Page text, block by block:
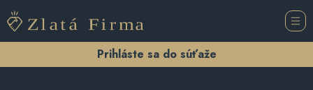
Prihláste sa do súťaže